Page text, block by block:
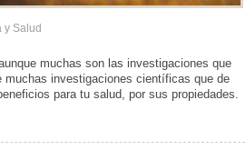
y Salud
muchas son las investigaciones que
muchas investigaciones científicas que de
para tu salud, por sus propiedades.